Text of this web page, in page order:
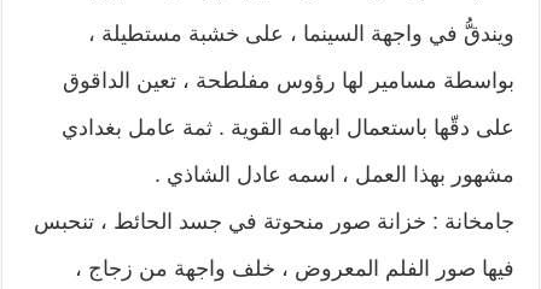
ويندقُّ في واجهة السينما ، على خشبة مستطيلة ،
بواسطة مسامير لها رؤوس مفلطحة ، تعين الداقوق
على دقّها باستعمال ابهامه القوية . ثمة عامل بغدادي
مشهور بهذا العمل ، اسمه عادل الشاذي .
جامخانة : خزانة صور منحوتة في جسد الحائط ، تنحبس
فيها صور الفلم المعروض ، خلف واجهة من زجاج ،